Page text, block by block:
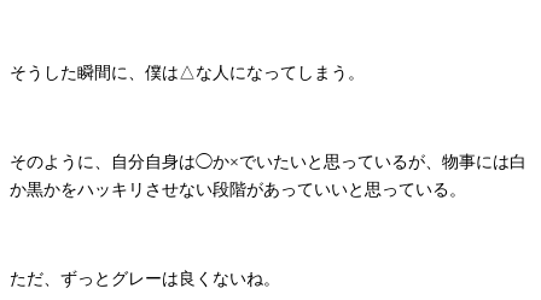
そうした瞬間に、僕は△な人になってしまう。
そのように、自分自身は◯か×でいたいと思っているが、物事には白
か黒かをハッキリさせない段階があっていいと思っている。
ただ、ずっとグレーは良くないね。